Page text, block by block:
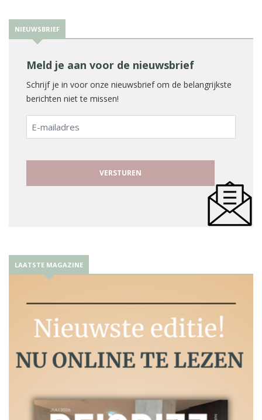
NIEUWSBRIEF
Meld je aan voor de nieuwsbrief
Schrijf je in voor onze nieuwsbrief om de belangrijkste
berichten niet te missen!
E-
mailadres
LAATSTE MAGAZINE